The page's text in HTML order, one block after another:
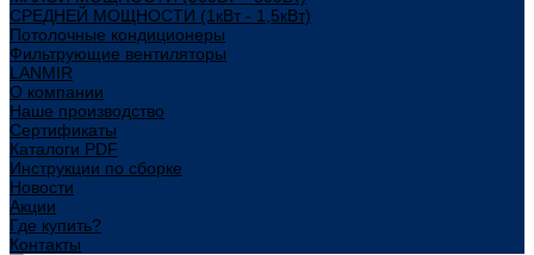
СРЕДНЕЙ МОЩНОСТИ (1кВт - 1,5кВт)
Потолочные кондиционеры
Фильтрующие вентиляторы
LANMIR
О компании
Наше производство
Сертификаты
Каталоги PDF
Инструкции по сборке
Новости
Акции
Где купить?
Контакты